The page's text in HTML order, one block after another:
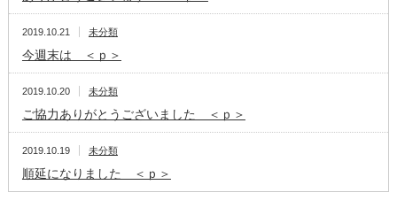
2019.10.21 未分類
今週末は ＜ｐ＞
2019.10.20 未分類
ご協力ありがとうございました ＜ｐ＞
2019.10.19 未分類
順延になりました ＜ｐ＞